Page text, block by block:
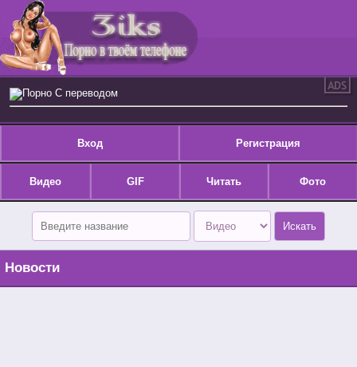
Порно С переводом
Вход Регистрация
Видео GIF Читать Фото
Новости